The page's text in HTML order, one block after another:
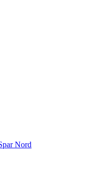
Nord